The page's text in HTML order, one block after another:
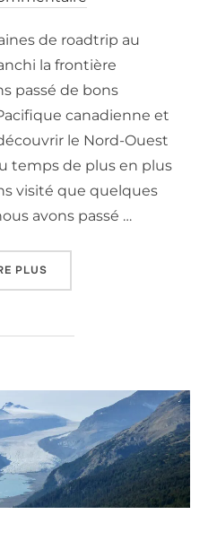
de roadtrip au
la frontière
passé de bons
canadienne et
le Nord-Ouest
temps de plus en plus
visité que quelques
avons passé …
PLUS« PACIFIC NORTHWEST : EN